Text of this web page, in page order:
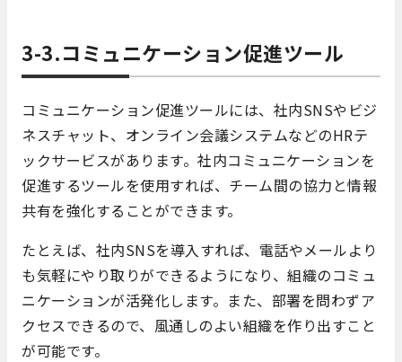
3-3.コミュニケーション促進ツール
コミュニケーション促進ツールには、社内SNSやビジ
ネスチャット、オンライン会議システムなどのHRテ
ックサービスがあります。社内コミュニケーションを
促進するツールを使用すれば、チーム間の協力と情報
共有を強化することができます。
たとえば、社内SNSを導入すれば、電話やメールより
も気軽にやり取りができるようになり、組織のコミュ
ニケーションが活発化します。また、部署を問わずア
クセスできるので、風通しのよい組織を作り出すこと
が可能です。